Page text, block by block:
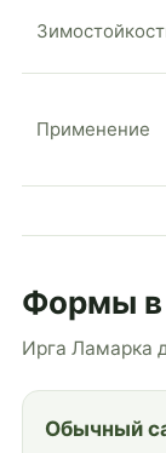
Применение
Формы в
Ирга Ламарка
Обычный